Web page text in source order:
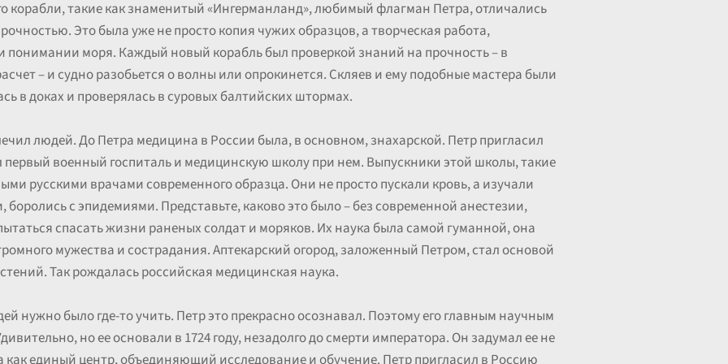
корабли, такие как знаменитый «Ингерманланд», любимый флагман Петра, отличались
Это была уже не просто копия чужих образцов, а творческая работа,
понимании моря. Каждый новый корабль был проверкой знаний на прочность – в
– и судно разобьется о волны или опрокинется. Скляев и ему подобные мастера были
в доках и проверялась в суровых балтийских штормах.
людей. До Петра медицина в России была, в основном, знахарской. Петр пригласил
военный госпиталь и медицинскую школу при нем. Выпускники этой школы, такие
русскими врачами современного образца. Они не просто пускали кровь, а изучали
с эпидемиями. Представьте, каково это было – без современной анестезии,
спасать жизни раненых солдат и моряков. Их наука была самой гуманной, она
мужества и сострадания. Аптекарский огород, заложенный Петром, стал основой
Так рождалась российская медицинская наука.
нужно было где-то учить. Петр это прекрасно осознавал. Поэтому его главным научным
но ее основали в 1724 году, незадолго до смерти императора. Он задумал ее не
как единый центр, объединяющий исследование и обучение. Петр пригласил в Россию